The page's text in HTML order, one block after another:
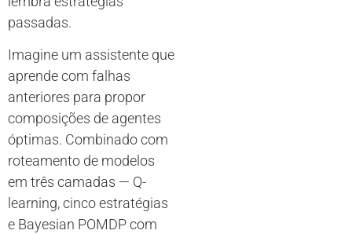
passadas.
Imagine um assistente que
aprende com falhas
anteriores para propor
composições de agentes
óptimas. Combinado com
roteamento de modelos
em três camadas — Q-
learning, cinco estratégias
e Bayesian POMDP com